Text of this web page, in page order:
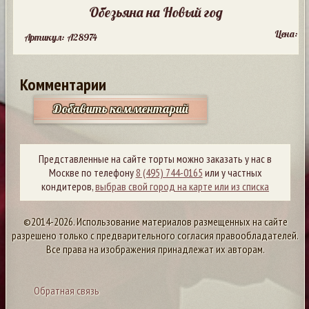
Обезьяна на Новый год
Артикул: A28974 Цена:
Комментарии
Добавить комментарий
Представленные на сайте торты можно заказать у нас в
Москве по телефону8 (495) 744-0165 или у частных
кондитеров,выбрав свой город на карте или из списка
©2014-2026. Использование материалов размещенных на сайте
разрешено только с предварительного согласия правообладателей.
Все права на изображения принадлежат их авторам.
Обратная связь